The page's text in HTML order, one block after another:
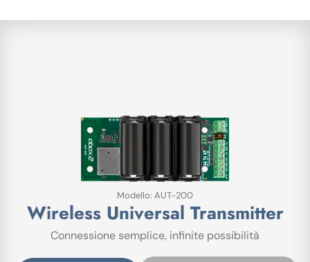
Modello: AUT-200
Wireless Universal Transmitter
Connessione semplice, infinite possibilità